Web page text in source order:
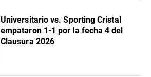
Universitario vs. Sporting Cristal
empataron 1-1 por la fecha 4 del
Clausura 2026